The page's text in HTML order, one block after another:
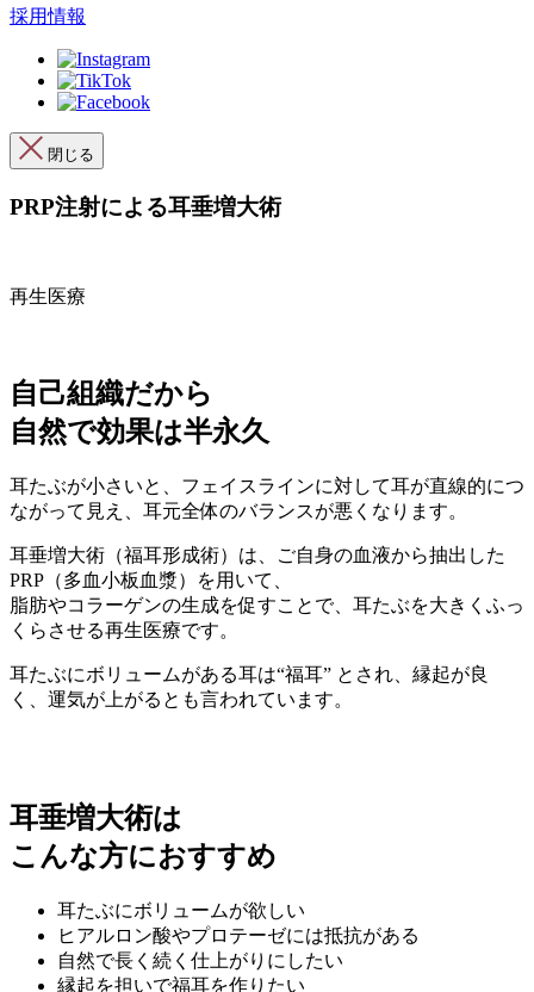
採用情報
閉じる
PRP注射による耳垂増大術
再生医療
自己組織だから
自然で効果は半永久
耳たぶが小さいと、フェイスラインに対して耳が直線的につ
ながって見え、耳元全体のバランスが悪くなります。
耳垂増大術（福耳形成術）は、ご自身の血液から抽出した
PRP（多血小板血漿）を用いて、
脂肪やコラーゲンの生成を促すことで、耳たぶを大きくふっ
くらさせる再生医療です。
耳たぶにボリュームがある耳は“福耳” とされ、縁起が良
く、運気が上がるとも言われています。
耳垂増大術は
こんな方におすすめ
耳たぶにボリュームが欲しい
ヒアルロン酸やプロテーゼには抵抗がある
自然で長く続く仕上がりにしたい
縁起を担いで福耳を作りたい